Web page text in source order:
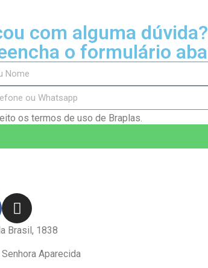
com alguma dúvida?
o formulário
os termos de uso de Braplas.
Brasil, 1838
Aparecida